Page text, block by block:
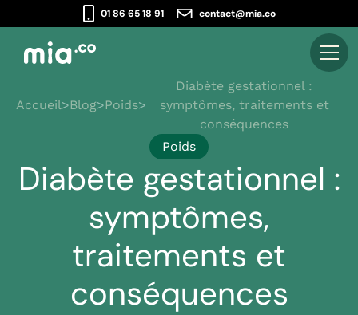
01 86 65 18 91 contact@mia.co
Accueil>Blog>Poids>
Diabète gestationnel :
symptômes, traitements et
conséquences
Poids
Diabète gestationnel :
symptômes,
traitements et
conséquences